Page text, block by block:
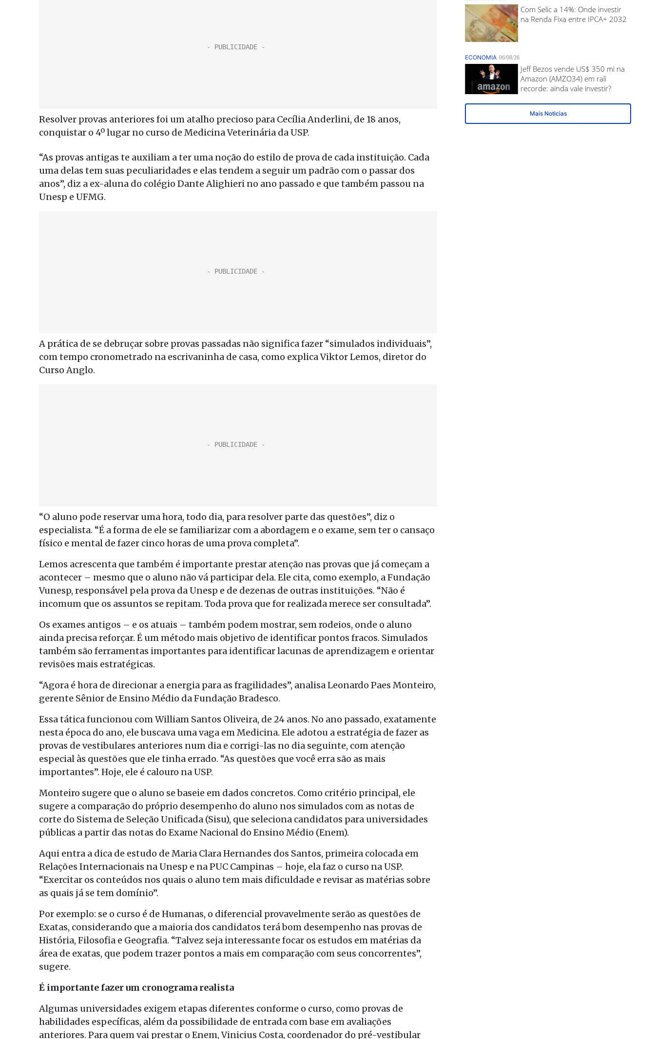
Resolver provas anteriores foi um atalho precioso para Cecília Anderlini, de 18 anos,
conquistar o 4º lugar no curso de Medicina Veterinária da USP.
“As provas antigas te auxiliam a ter uma noção do estilo de prova de cada instituição. Cada
uma delas tem suas peculiaridades e elas tendem a seguir um padrão com o passar dos
anos”, diz a ex-aluna do colégio Dante Alighieri no ano passado e que também passou na
Unesp e UFMG.
A prática de se debruçar sobre provas passadas não significa fazer “simulados individuais”,
com tempo cronometrado na escrivaninha de casa, como explica Viktor Lemos, diretor do
Curso Anglo.
“O aluno pode reservar uma hora, todo dia, para resolver parte das questões”, diz o
especialista. “É a forma de ele se familiarizar com a abordagem e o exame, sem ter o cansaço
físico e mental de fazer cinco horas de uma prova completa”.
Lemos acrescenta que também é importante prestar atenção nas provas que já começam a
acontecer – mesmo que o aluno não vá participar dela. Ele cita, como exemplo, a Fundação
Vunesp, responsável pela prova da Unesp e de dezenas de outras instituições. “Não é
incomum que os assuntos se repitam. Toda prova que for realizada merece ser consultada”.
Os exames antigos – e os atuais – também podem mostrar, sem rodeios, onde o aluno
ainda precisa reforçar. É um método mais objetivo de identificar pontos fracos. Simulados
também são ferramentas importantes para identificar lacunas de aprendizagem e orientar
revisões mais estratégicas.
“Agora é hora de direcionar a energia para as fragilidades”, analisa Leonardo Paes Monteiro,
gerente Sênior de Ensino Médio da Fundação Bradesco.
Essa tática funcionou com William Santos Oliveira, de 24 anos. No ano passado, exatamente
nesta época do ano, ele buscava uma vaga em Medicina. Ele adotou a estratégia de fazer as
provas de vestibulares anteriores num dia e corrigi-las no dia seguinte, com atenção
especial às questões que ele tinha errado. “As questões que você erra são as mais
importantes”. Hoje, ele é calouro na USP.
Monteiro sugere que o aluno se baseie em dados concretos. Como critério principal, ele
sugere a comparação do próprio desempenho do aluno nos simulados com as notas de
corte do Sistema de Seleção Unificada (Sisu), que seleciona candidatos para universidades
públicas a partir das notas do Exame Nacional do Ensino Médio (Enem).
Aqui entra a dica de estudo de Maria Clara Hernandes dos Santos, primeira colocada em
Relações Internacionais na Unesp e na PUC Campinas – hoje, ela faz o curso na USP.
“Exercitar os conteúdos nos quais o aluno tem mais dificuldade e revisar as matérias sobre
as quais já se tem domínio”.
Por exemplo: se o curso é de Humanas, o diferencial provavelmente serão as questões de
Exatas, considerando que a maioria dos candidatos terá bom desempenho nas provas de
História, Filosofia e Geografia. “Talvez seja interessante focar os estudos em matérias da
área de exatas, que podem trazer pontos a mais em comparação com seus concorrentes”,
sugere.
É importante fazer um cronograma realista
Algumas universidades exigem etapas diferentes conforme o curso, como provas de
habilidades específicas, além da possibilidade de entrada com base em avaliações
anteriores. Para quem vai prestar o Enem, Vinicius Costa, coordenador do pré-vestibular